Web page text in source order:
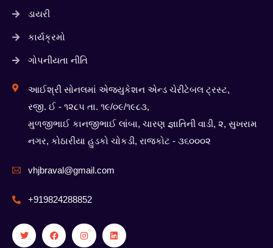
ડાયરી
કાર્યક્રમો
ગોપનીયતા નીતિ
આઈશ્રી સોનલમાં એજ્યુકેશન એન્ડ ચેરીટેબલ ટ્રસ્ટ,
રજી. ઈ - ૧૨૮૫ તા. ૧૯/૦૯/૧૯૮૩,
મુળજીભાઈ કાનજીભાઈ લાંબા, ચારણ જ્ઞાતિની વાડી, ૨, સુખરામ
નગર, કોઠારીયા હુડકો ચોકડી, રાજકોટ - ૩૬૦૦૦૨
vhjbraval@gmail.com
+919824288852